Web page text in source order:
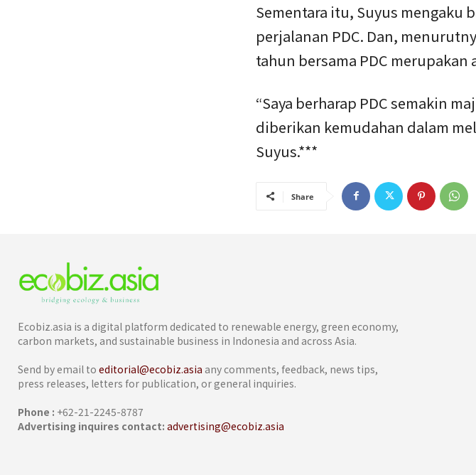
Sementara itu, Suyus mengaku
perjalanan PDC. Dan,
tahun bersama PDC merupakan
“Saya berharap PDC semakin
diberikan kemudahan dalam
Suyus.***
Share
Ecobiz.asia is a digital platform dedicated to renewable energy, green economy,
carbon markets, and sustainable business in Indonesia and across Asia.
Send by email to editorial@ecobiz.asia any comments, feedback, news tips,
press releases, letters for publication, or general inquiries.
Phone : +62-21-2245-8787
Advertising inquires contact: advertising@ecobiz.asia